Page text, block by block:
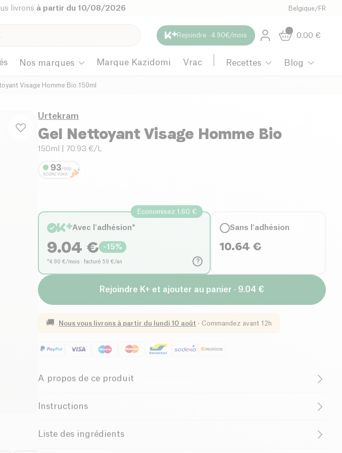
livrons à partir du 10/08/2026 Belgique /FR
Rejoindre · 4.90€/mois 0.00 €
Nos marques Marque Kazidomi Vrac Recettes Blog
Visage Homme Bio 150ml
Urtekram
Gel Nettoyant Visage Homme Bio
150ml | 70.93 €/L
?
Economisez 1.60 €
Avec l'adhésion*
9.04 € -15%
*4.90 €/mois · facturé 59 €/an
Sans l'adhésion
10.64 €
Rejoindre K+ et ajouter au panier · 9.04 €
🚚 Nous vous livrons à partir du lundi 10 août · Commandez avant 12h
A propos de ce produit
Vegan
LeGel Nettoyant Visage Homme
Instructions
Liste des ingrédients